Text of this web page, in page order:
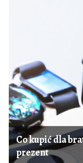
Co kupić dla
prezent